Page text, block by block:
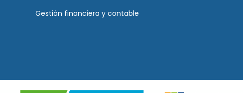
Gestión financiera y contable